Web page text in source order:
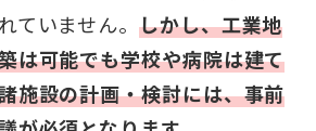
ていません。しかし、工業地
は可能でも学校や病院は建て
施設の計画・検討には、事前